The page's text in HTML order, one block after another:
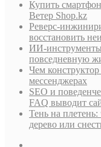
Купить
Ветер Shop.kz
Реверс-
восстановить
ИИ-
повседневную
Чем
мессенджерах
SEO и
FAQ выводит
Тень на плетень:
дерево или